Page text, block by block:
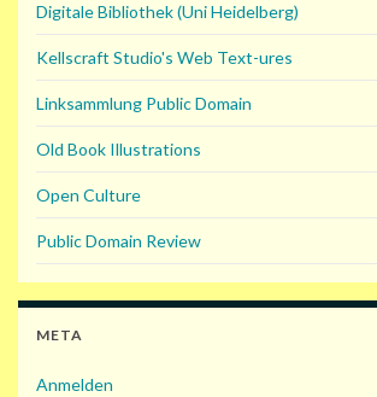
Digitale Bibliothek (Uni Heidelberg)
Kellscraft Studio's Web Text-ures
Linksammlung Public Domain
Old Book Illustrations
Open Culture
Public Domain Review
META
Anmelden